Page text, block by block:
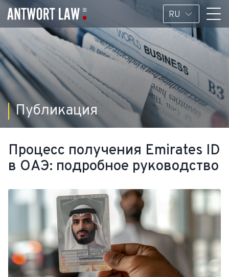
RU
Публикация
Процесс получения Emirates ID
в ОАЭ: подробное руководство